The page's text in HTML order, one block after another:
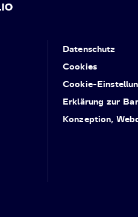
Datenschutz
Cookies
Cookie-
Erklärung zur
Konzeption,